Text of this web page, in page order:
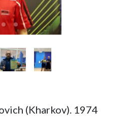
(Kharkov). 1974